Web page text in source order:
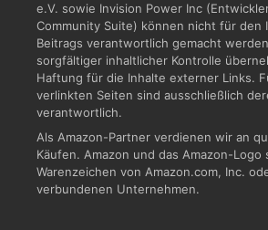
e.V. sowie Invision Power Inc
Community Suite) können nicht für den
Beitrags verantwortlich gemacht
sorgfältiger inhaltlicher Kontrolle
Haftung für die Inhalte externer Links.
verlinkten Seiten sind ausschließlich
verantwortlich.
Als Amazon-Partner verdienen wir an
Käufen. Amazon und das Amazon-Logo
Warenzeichen von Amazon.com, Inc.
verbundenen Unternehmen.